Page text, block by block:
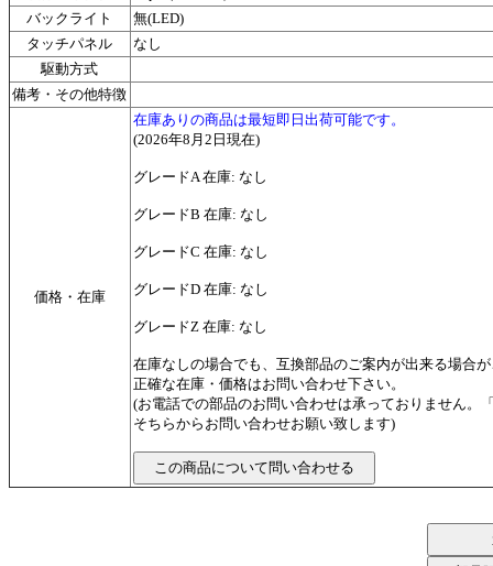
バックライト
無(LED)
タッチパネル
なし
駆動方式
備考・その他特徴
価格・在庫
在庫ありの商品は最短即日出荷可能です。
(2026年8月2日現在)
グレードA 在庫: なし
グレードB 在庫: なし
グレードC 在庫: なし
グレードD 在庫: なし
グレードZ 在庫: なし
在庫なしの場合でも、互換部品のご案内が出来る場合
正確な在庫・価格はお問い合わせ下さい。
(お電話での部品のお問い合わせは承っておりません。
そちらからお問い合わせお願い致します)